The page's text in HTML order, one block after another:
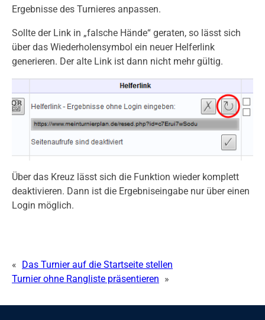
Ergebnisse des Turnieres anpassen.
Sollte der Link in „falsche Hände“ geraten, so lässt sich
über das Wiederholensymbol ein neuer Helferlink
generieren. Der alte Link ist dann nicht mehr gültig.
Über das Kreuz lässt sich die Funktion wieder komplett
deaktivieren. Dann ist die Ergebniseingabe nur über einen
Login möglich.
« Das Turnier auf die Startseite stellen
Turnier ohne Rangliste präsentieren »